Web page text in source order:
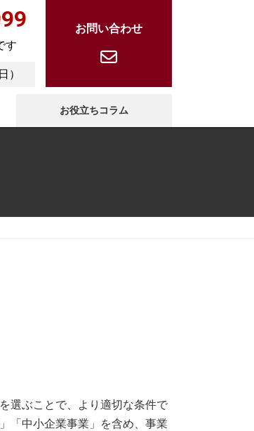
す
）
お問い合わせ
お役立ちコラム
選ぶことで、より適切な条件で
「中小企業事業」を含め、事業